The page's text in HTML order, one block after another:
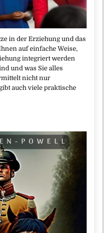
in der Erziehung und das
auf einfache Weise,
integriert werden
und was Sie alles
nicht nur
auch viele praktische